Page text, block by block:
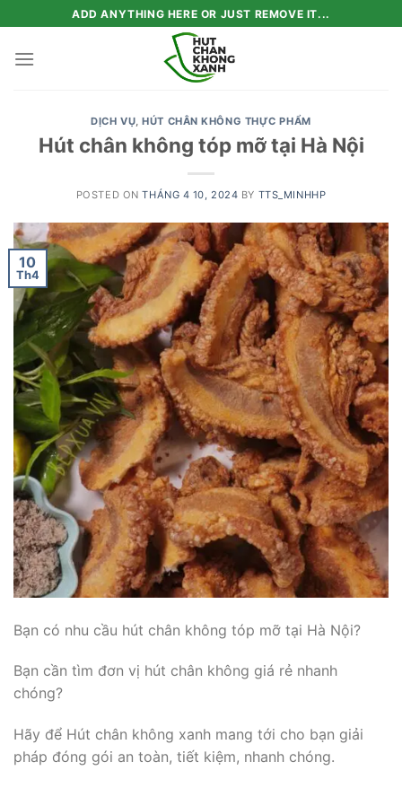
to
content
ADD ANYTHING HERE OR JUST REMOVE IT...
DỊCH VỤ,HÚT CHÂN KHÔNG THỰC PHẨM
Hút chân không tóp mỡ tại Hà Nội
POSTED ONTHÁNG 4 10, 2024 BY TTS_MINHHP
10
Th4
Bạn có nhu cầu hút chân không tóp mỡ tại Hà Nội?
Bạn cần tìm đơn vị hút chân không giá rẻ nhanh
chóng?
Hãy để Hút chân không xanh mang tới cho bạn giải
pháp đóng gói an toàn, tiết kiệm, nhanh chóng.